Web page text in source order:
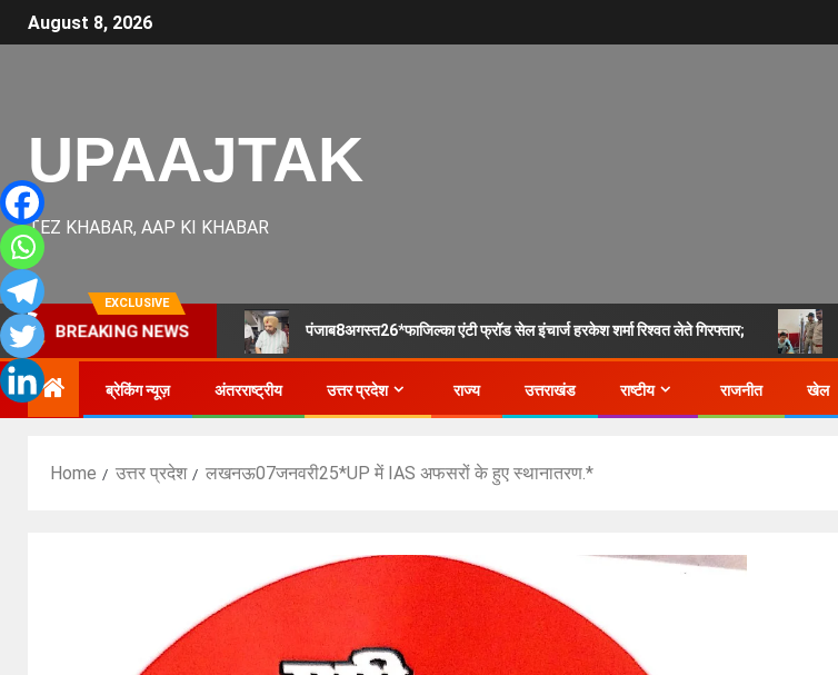
August 8, 2026
UPAAJTAK
TEZ KHABAR, AAP KI KHABAR
EXCLUSIVE
BREAKING NEWS पंजाब8अगस्त26*फाजिल्का एंटी फ्रॉड सेल इंचार्ज हरकेश शर्मा रिश्वत लेते गिरफ्तार;
ब्रेकिंग न्यूज़ अंतरराष्ट्रीय उत्तर प्रदेश राज्य उत्तराखंड राष्टीय राजनीत खेल
Home उत्तर प्रदेश लखनऊ07जनवरी25*UP में IAS अफसरों के हुए स्थानातरण.*